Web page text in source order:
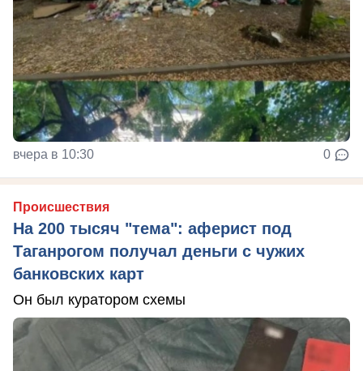
вчера в 10:30 0
Происшествия
На 200 тысяч "тема": аферист под
Таганрогом получал деньги с чужих
банковских карт
Он был куратором схемы